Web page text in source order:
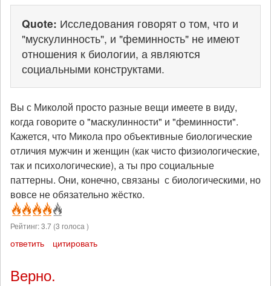
Quote: Исследования говорят о том, что и
"мускулинность", и "феминность" не имеют
отношения к биологии, а являются
социальными конструктами.
Вы с Миколой просто разные вещи имеете в виду,
когда говорите о "маскулинности" и "феминности".
Кажется, что Микола про объективные биологические
отличия мужчин и женщин (как чисто физиологические,
так и психологические), а ты про социальные
паттерны. Они, конечно, связаны с биологическими, но
вовсе не обязательно жёстко.
Рейтинг:3.7 (3 голоса )
ответить цитировать
Верно.